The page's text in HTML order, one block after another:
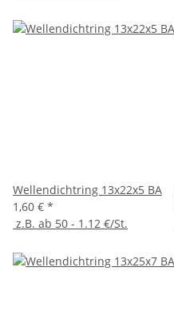
Wellendichtring 13x22x5 BA
1,60 € *
z.B. ab 50 - 1.12 €/St.